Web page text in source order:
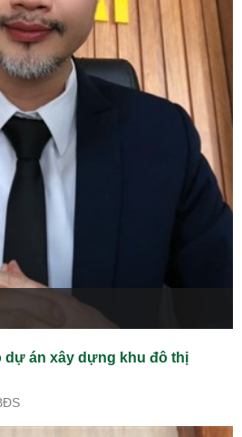
dự án xây dựng khu đô thị